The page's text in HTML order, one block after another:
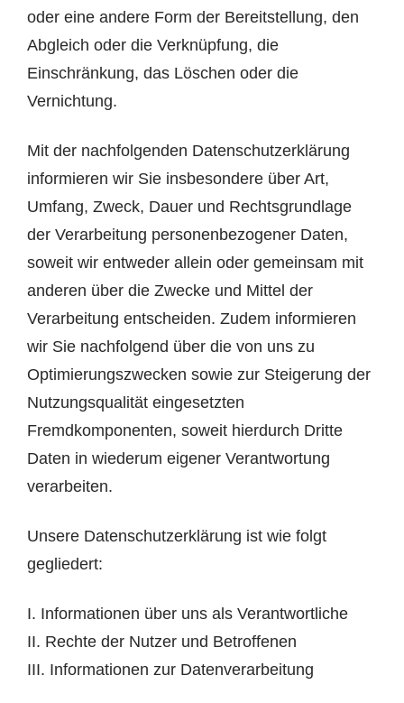
oder eine andere Form der Bereitstellung, den
Abgleich oder die Verknüpfung, die
Einschränkung, das Löschen oder die
Vernichtung.
Mit der nachfolgenden Datenschutzerklärung
informieren wir Sie insbesondere über Art,
Umfang, Zweck, Dauer und Rechtsgrundlage
der Verarbeitung personenbezogener Daten,
soweit wir entweder allein oder gemeinsam mit
anderen über die Zwecke und Mittel der
Verarbeitung entscheiden. Zudem informieren
wir Sie nachfolgend über die von uns zu
Optimierungszwecken sowie zur Steigerung der
Nutzungsqualität eingesetzten
Fremdkomponenten, soweit hierdurch Dritte
Daten in wiederum eigener Verantwortung
verarbeiten.
Unsere Datenschutzerklärung ist wie folgt
gegliedert:
I. Informationen über uns als Verantwortliche
II. Rechte der Nutzer und Betroffenen
III. Informationen zur Datenverarbeitung